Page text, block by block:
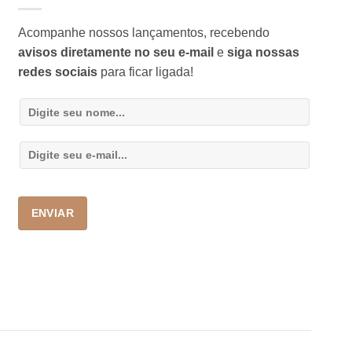
Acompanhe nossos lançamentos, recebendo
avisos diretamente no seu e-mail e siga nossas
redes sociaispara ficar ligada!